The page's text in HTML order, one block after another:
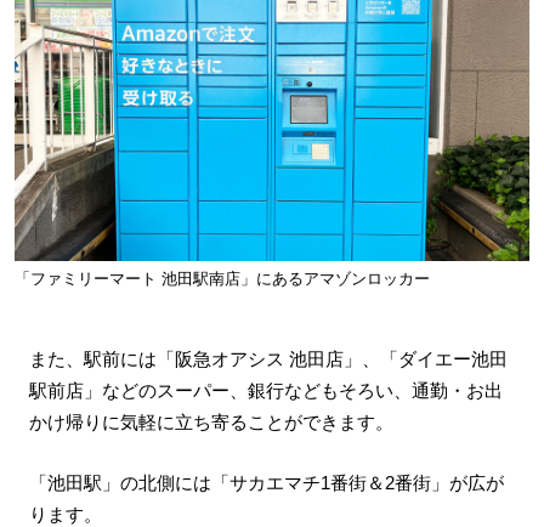
「ファミリーマート 池田駅南店」にあるアマゾンロッカー
また、駅前には「阪急オアシス 池田店」、「ダイエー池田
駅前店」などのスーパー、銀行などもそろい、通勤・お出
かけ帰りに気軽に立ち寄ることができます。
「池田駅」の北側には「サカエマチ1番街＆2番街」が広が
ります。